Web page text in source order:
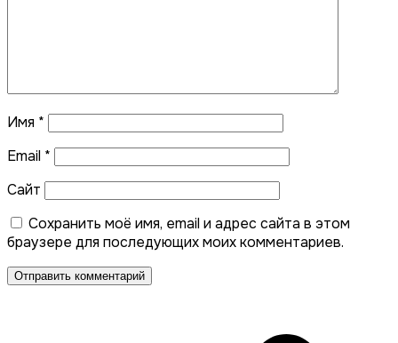
Имя *
Email *
Сайт
Сохранить моё имя, email и адрес сайта в этом
браузере для последующих моих комментариев.